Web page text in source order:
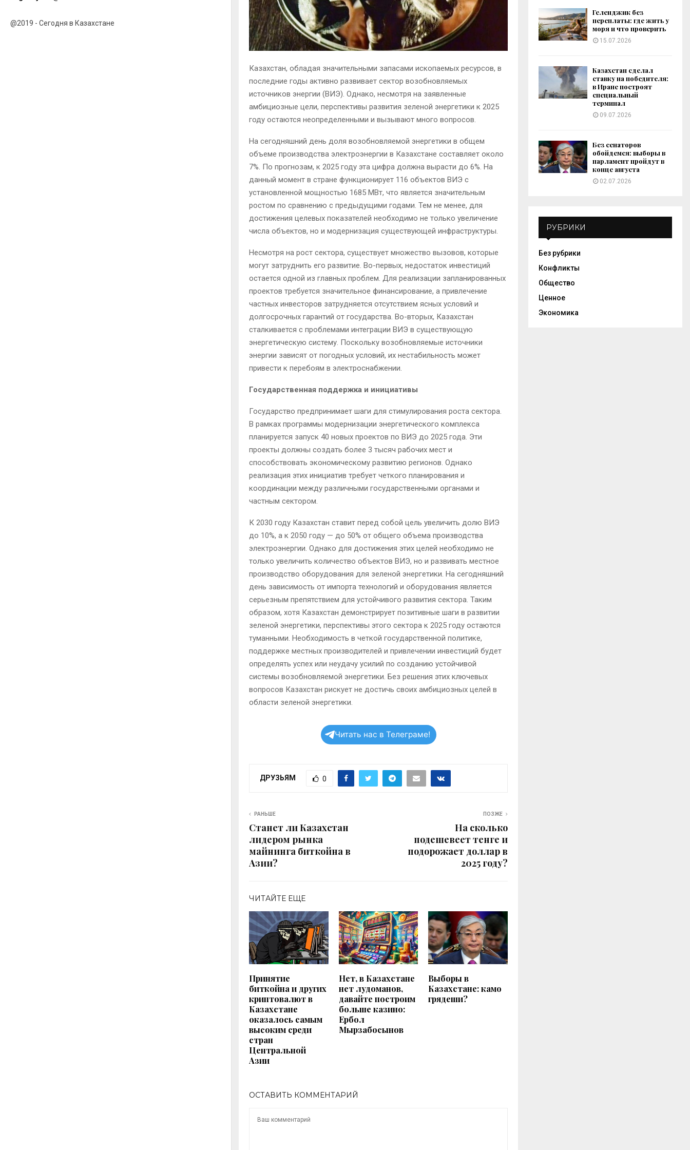
@2019 - Сегодня в Казахстане
Казахстан, обладая значительными запасами ископаемых ресурсов, в
последние годы активно развивает сектор возобновляемых
источников энергии (ВИЭ). Однако, несмотря на заявленные
амбициозные цели, перспективы развития зеленой энергетики к 2025
году остаются неопределенными и вызывают много вопросов.
На сегодняшний день доля возобновляемой энергетики в общем
объеме производства электроэнергии в Казахстане составляет около
7%. По прогнозам, к 2025 году эта цифра должна вырасти до 6%. На
данный момент в стране функционирует 116 объектов ВИЭ с
установленной мощностью 1685 МВт, что является значительным
ростом по сравнению с предыдущими годами. Тем не менее, для
достижения целевых показателей необходимо не только увеличение
числа объектов, но и модернизация существующей инфраструктуры.
Несмотря на рост сектора, существует множество вызовов, которые
могут затруднить его развитие. Во-первых, недостаток инвестиций
остается одной из главных проблем. Для реализации запланированных
проектов требуется значительное финансирование, а привлечение
частных инвесторов затрудняется отсутствием ясных условий и
долгосрочных гарантий от государства. Во-вторых, Казахстан
сталкивается с проблемами интеграции ВИЭ в существующую
энергетическую систему. Поскольку возобновляемые источники
энергии зависят от погодных условий, их нестабильность может
привести к перебоям в электроснабжении.
Государственная поддержка и инициативы
Государство предпринимает шаги для стимулирования роста сектора.
В рамках программы модернизации энергетического комплекса
планируется запуск 40 новых проектов по ВИЭ до 2025 года. Эти
проекты должны создать более 3 тысяч рабочих мест и
способствовать экономическому развитию регионов. Однако
реализация этих инициатив требует четкого планирования и
координации между различными государственными органами и
частным сектором.
К 2030 году Казахстан ставит перед собой цель увеличить долю ВИЭ
до 10%, а к 2050 году — до 50% от общего объема производства
электроэнергии. Однако для достижения этих целей необходимо не
только увеличить количество объектов ВИЭ, но и развивать местное
производство оборудования для зеленой энергетики. На сегодняшний
день зависимость от импорта технологий и оборудования является
серьезным препятствием для устойчивого развития сектора. Таким
образом, хотя Казахстан демонстрирует позитивные шаги в развитии
зеленой энергетики, перспективы этого сектора к 2025 году остаются
туманными. Необходимость в четкой государственной политике,
поддержке местных производителей и привлечении инвестиций будет
определять успех или неудачу усилий по созданию устойчивой
системы возобновляемой энергетики. Без решения этих ключевых
вопросов Казахстан рискует не достичь своих амбициозных целей в
области зеленой энергетики.
Читать нас в Телеграме!
ДРУЗЬЯМ 0
РАНЬШЕ
Станет ли Казахстан
лидером рынка
майнинга биткойна в
Азии?
ПОЗЖЕ
На сколько
подешевеет тенге и
подорожает доллар в
2025 году?
ЧИТАЙТЕ ЕЩЕ
Принятие
биткойна и других
криптовалют в
Казахстане
оказалось самым
высоким среди
стран
Центральной
Азии
Нет, в Казахстане
нет лудоманов,
давайте построим
больше казино:
Ербол
Мырзабосынов
Выборы в
Казахстане: камо
грядеши?
ОСТАВИТЬ КОММЕНТАРИЙ
Геленджик без
переплаты: где жить у
моря и что проверить
15.07.2026
Казахстан сделал
ставку на победителя:
в Иране построят
специальный
терминал
09.07.2026
Без сенаторов
обойдемся: выборы в
парламент пройдут в
конце августа
02.07.2026
РУБРИКИ
Без рубрики
Конфликты
Общество
Ценное
Экономика